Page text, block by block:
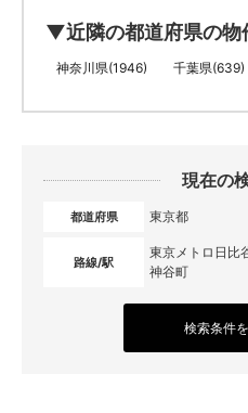
▼近隣の都道府県の物
神奈川県(1946) 千葉県(639)
現在の
都道府県 東京都
路線/駅
東京メトロ日比
神谷町
検索条件